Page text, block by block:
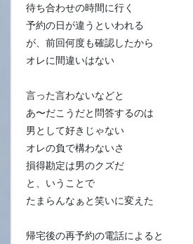
待ち合わせの時間に行く
予約の日が違うといわれる
が、前回何度も確認したから
オレに間違いはない
言った言わないなどと
あ〜だこうだと問答するのは
男として好きじゃない
オレの負で構わないさ
損得勘定は男のクズだ
と、いうことで
たまらんなぁと笑いに変えた
帰宅後の再予約の電話によると